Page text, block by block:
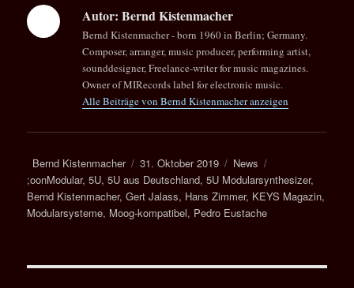
Autor: Bernd Kistenmacher
Bernd Kistenmacher - born 1960 in Berlin; Germany.
Composer, arranger, music producer, performing artist,
sounddesigner, Freelance-writer for music magazines.
Owner of MIRecords label for electronic music.
Alle Beiträge von Bernd Kistenmacher anzeigen
Autor
Bernd Kistenmacher
Veröffentlicht
am
31. Oktober 2019 Kategorien
News
Schlagwörter
;oonModular,5U,5U aus Deutschland,5U Modularsynthesizer,
Bernd Kistenmacher,Gert Jalass, Hans Zimmer, KEYS Magazin,
Modularsysteme, Moog-kompatibel, Pedro Eustache